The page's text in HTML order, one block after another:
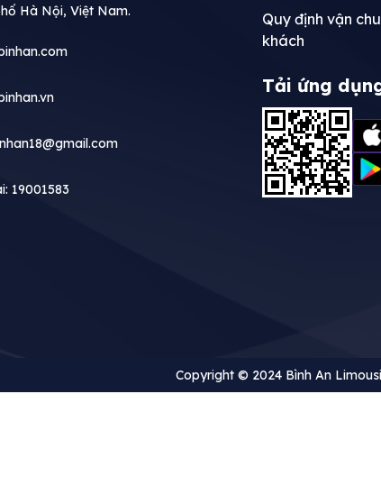
Hà Nội, Việt Nam.
19001583
Quy định vận
khách
Tải ứng
Copyright © 2024 Bình An